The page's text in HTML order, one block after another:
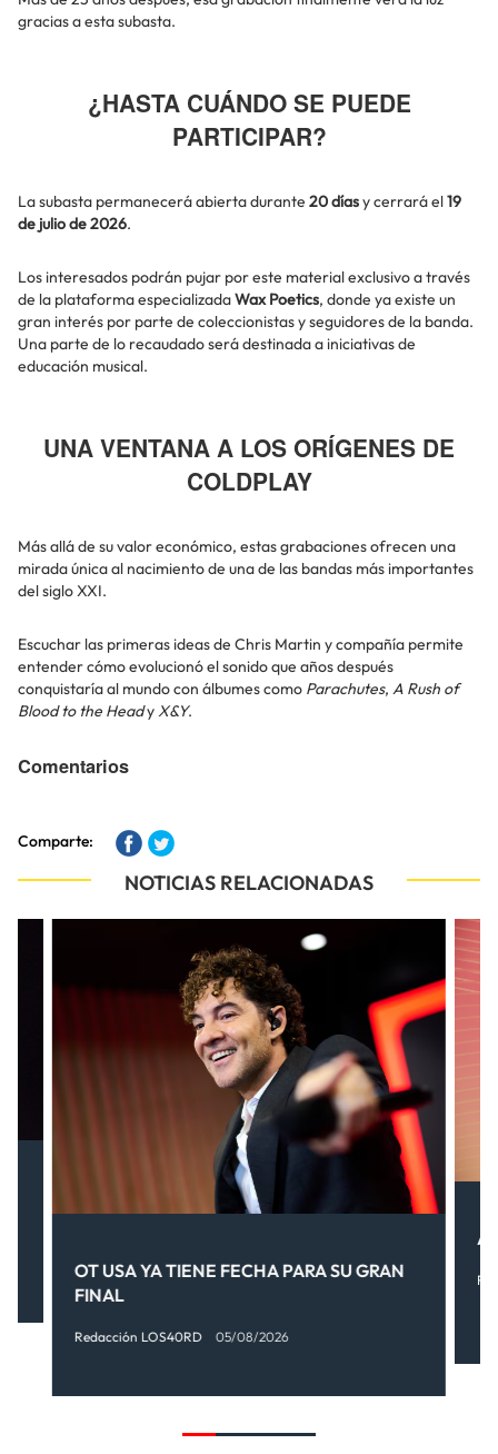
gracias a esta subasta.
¿HASTA CUÁNDO SE PUEDE
PARTICIPAR?
La subasta permanecerá abierta durante 20 díasy cerrará el19
de julio de 2026.
Los interesados podrán pujar por este material exclusivo a través
de la plataforma especializadaWax Poetics, donde ya existe un
gran interés por parte de coleccionistas y seguidores de la banda.
Una parte de lo recaudado será destinada a iniciativas de
educación musical.
UNA VENTANA A LOS ORÍGENES DE
COLDPLAY
Más allá de su valor económico, estas grabaciones ofrecen una
mirada única al nacimiento de una de las bandas más importantes
del siglo XXI.
Escuchar las primeras ideas de Chris Martin y compañía permite
entender cómo evolucionó el sonido que años después
conquistaría al mundo con álbumes como Parachutes, A Rush of
Blood to the Heady X&Y.
Comentarios
Comparte:
NOTICIAS RELACIONADAS
OT USA YA TIENE FECHA PARA SU GRAN
FINAL
Redacción LOS40RD 05/08/2026